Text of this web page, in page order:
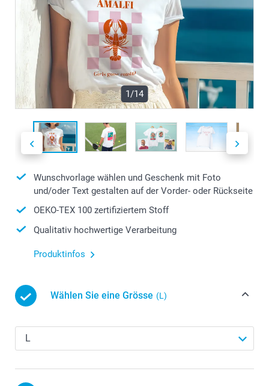
1/14
Wunschvorlage wählen und Geschenk mit Foto
und/oder Text gestalten auf der Vorder- oder Rückseite
OEKO-TEX 100 zertifiziertem Stoff
Qualitativ hochwertige Verarbeitung
Produktinfos
Wählen Sie eine Grösse (L)